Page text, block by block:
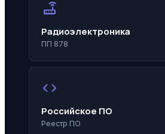
router
Радиоэлектроника
ПП 878
code
Российское ПО
Реестр ПО